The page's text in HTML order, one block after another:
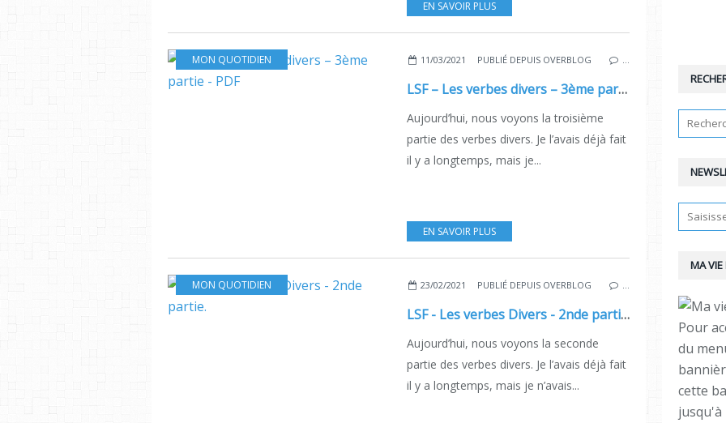
EN SAVOIR PLUS
MON QUOTIDIEN 11/03/2021 PUBLIÉ DEPUIS OVERBLOG
LSF – Les verbes divers – 3ème partie - PDF
Aujourd’hui, nous voyons la troisième
partie des verbes divers. Je l’avais déjà fait
il y a longtemps, mais je...
EN SAVOIR PLUS
MON QUOTIDIEN 23/02/2021 PUBLIÉ DEPUIS OVERBLOG
LSF - Les verbes Divers - 2nde partie.
Aujourd’hui, nous voyons la seconde
partie des verbes divers. Je l’avais déjà fait
il y a longtemps, mais je n’avais...
MA VIE
Pour
du
cette